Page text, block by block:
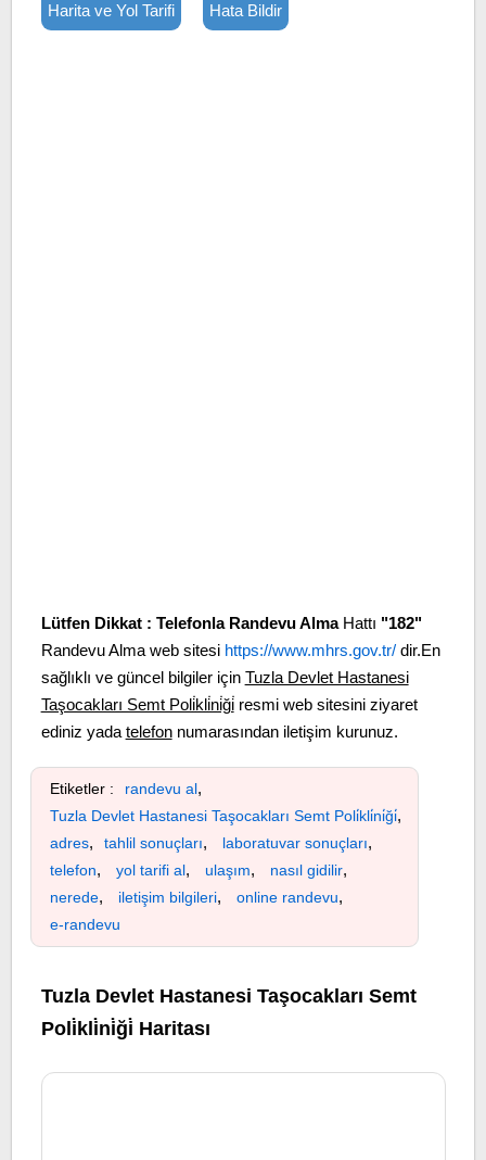
Harita ve Yol Tarifi Hata Bildir
Lütfen Dikkat : Telefonla Randevu AlmaHattı "182"
Randevu Alma web sitesi https://www.mhrs.gov.tr/dir.En
sağlıklı ve güncel bilgiler için Tuzla Devlet Hastanesi
Taşocakları Semt Poli̇kli̇ni̇ği̇resmi web sitesini ziyaret
ediniz yada telefonnumarasından iletişim kurunuz.
Etiketler : randevu al,
Tuzla Devlet Hastanesi Taşocakları Semt Poli̇kli̇ni̇ği̇,
adres, tahlil sonuçları, laboratuvar sonuçları,
telefon, yol tarifi al, ulaşım, nasıl gidilir,
nerede, iletişim bilgileri, online randevu,
e-randevu
Tuzla Devlet Hastanesi Taşocakları Semt
Poli̇kli̇ni̇ği̇ Haritası